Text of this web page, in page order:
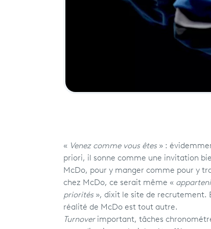
« Venez comme vous êtes» :
priori, il sonne comme une invitation
McDo, pour y manger comme pour y
chez McDo, ce serait même «
priorités», dixit le site de recrutement.
réalité de McDo est tout autre.
Turnover important, tâches